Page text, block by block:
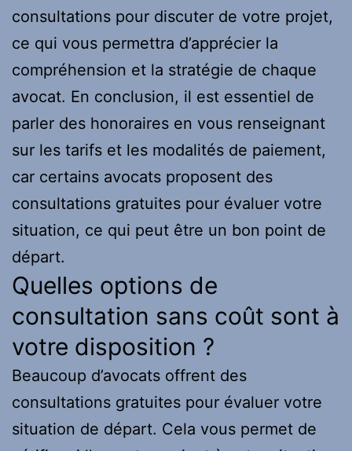
consultations pour discuter de votre projet,
ce qui vous permettra d’apprécier la
compréhension et la stratégie de chaque
avocat. En conclusion, il est essentiel de
parler des honoraires en vous renseignant
sur les tarifs et les modalités de paiement,
car certains avocats proposent des
consultations gratuites pour évaluer votre
situation, ce qui peut être un bon point de
départ.
Quelles options de
consultation sans coût sont à
votre disposition ?
Beaucoup d’avocats offrent des
consultations gratuites pour évaluer votre
situation de départ. Cela vous permet de